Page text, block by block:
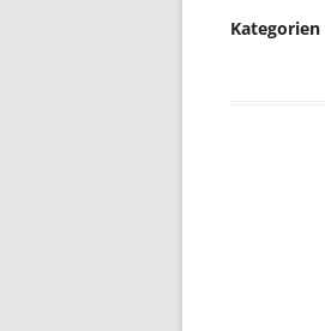
Kategorien